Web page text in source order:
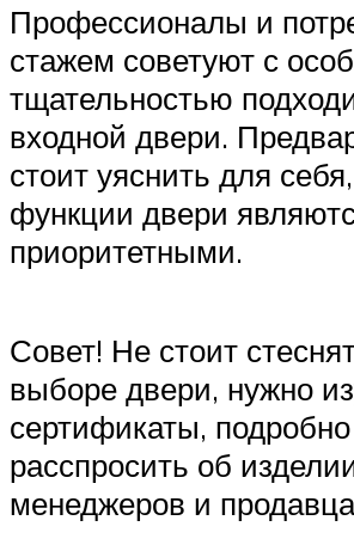
Профессионалы и
стажем советуют с
тщательностью
входной двери.
стоит уяснить для
функции двери
приоритетными.
Совет! Не стоит
выборе двери, нужно
сертификаты, подробно
расспросить об
менеджеров и